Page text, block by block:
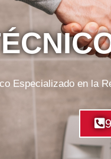
Especializado en la